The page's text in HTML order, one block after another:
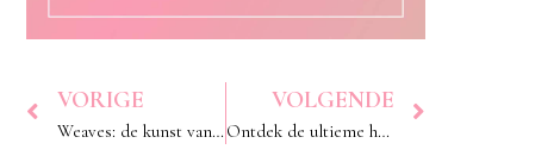
VORIGE
Weaves: de kunst van haarverlenging
VOLGENDE
Ontdek de ultieme haar- en schoonheidsbehandelingen bij HER Avenue